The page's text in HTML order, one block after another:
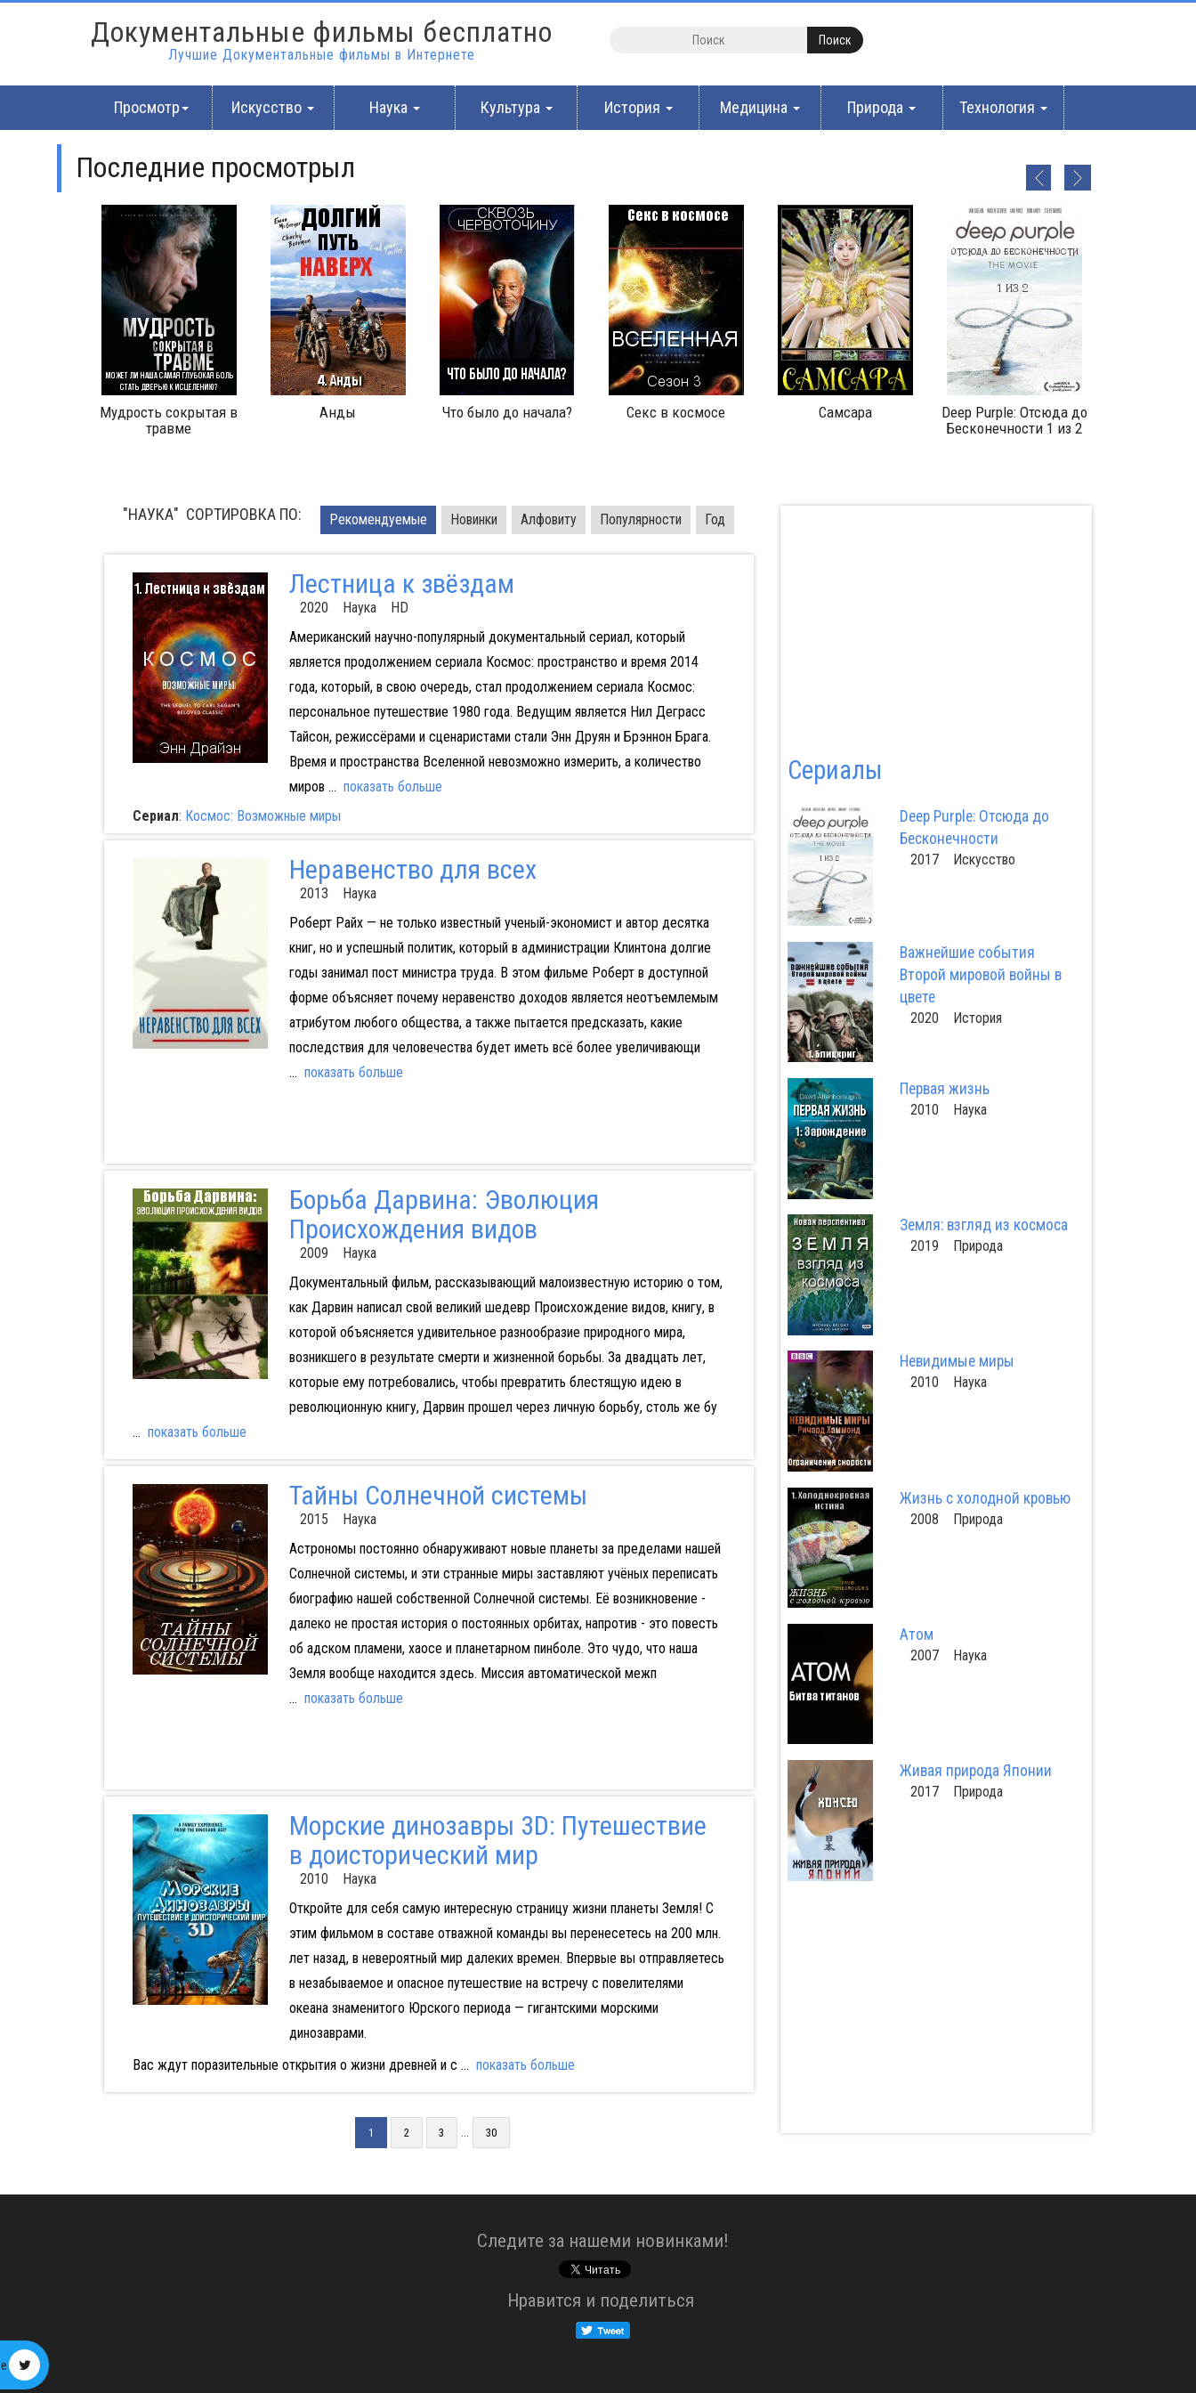
Документальные фильмы бесплатно
Лучшие Документальные фильмы в Интернете
Просмотр Искусство Наука Культура История Медицина Природа Технология
Последние просмотрыл
Что было до начала? Секс в космосе Самсара
Deep Purple: Отсюда до
Как действуют
Электрический
мальчик
"НАУКА" CОРТИРОВКА ПО: Pекомендуемые Новинки Алфовиту Популярности Год
Лестница к звёздам
2020 Наука HD
Американский научно-популярный документальный сериал, который
является продолжением сериала Космос: пространство и время 2014
года, который, в свою очередь, стал продолжением сериала Космос:
персональное путешествие 1980 года. Ведущим является Нил Деграсс
Тайсон, режиссёрами и сценаристами стали Энн Друян и Брэннон Брага.
Время и пространства Вселенной невозможно измерить, а количество
миров ... показать больше
Сериал: Космос: Возможные миры
Неравенство для всех
2013 Наука
Роберт Райх — не только известный ученый-экономист и автор десятка
книг, но и успешный политик, который в администрации Клинтона долгие
годы занимал пост министра труда. В этом фильме Роберт в доступной
форме объясняет почему неравенство доходов является неотъемлемым
атрибутом любого общества, а также пытается предсказать, какие
последствия для человечества будет иметь всё более увеличивающи
... показать больше
Борьба Дарвина: Эволюция
Происхождения видов
2009 Наука
Документальный фильм, рассказывающий малоизвестную историю о том,
как Дарвин написал свой великий шедевр Происхождение видов, книгу, в
которой объясняется удивительное разнообразие природного мира,
возникшего в результате смерти и жизненной борьбы. За двадцать лет,
которые ему потребовались, чтобы превратить блестящую идею в
революционную книгу, Дарвин прошел через личную борьбу, столь же бу
... показать больше
Тайны Солнечной системы
2015 Наука
Астрономы постоянно обнаруживают новые планеты за пределами нашей
Солнечной системы, и эти странные миры заставляют учёных переписать
биографию нашей собственной Солнечной системы. Её возникновение -
далеко не простая история о постоянных орбитах, напротив - это повесть
об адском пламени, хаосе и планетарном пинболе. Это чудо, что наша
Земля вообще находится здесь. Миссия автоматической межп
... показать больше
Морские динозавры 3D: Путешествие
в доисторический мир
2010 Наука
Откройте для себя самую интересную страницу жизни планеты Земля! С
этим фильмом в составе отважной команды вы перенесетесь на 200 млн.
лет назад, в невероятный мир далеких времен. Впервые вы отправляетесь
в незабываемое и опасное путешествие на встречу с повелителями
океана знаменитого Юрского периода — гигантскими морскими
динозаврами.
Вас ждут поразительные открытия о жизни древней и с ... показать больше
1 2 3 30
Сериалы
Deep Purple: Отсюда до
Бесконечности
2017 Искусство
Важнейшие события
Второй мировой войны в
цвете
2020 История
Первая жизнь
2010 Наука
Земля: взгляд из космоса
2019 Природа
Невидимые миры
2010 Наука
Жизнь с холодной кровью
2008 Природа
Атом
2007 Наука
Живая природа Японии
2017 Природа
Cледите за нашеми новинками!
Нравится и поделиться